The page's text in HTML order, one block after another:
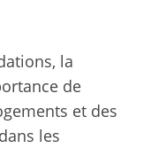
la
de
et des
les